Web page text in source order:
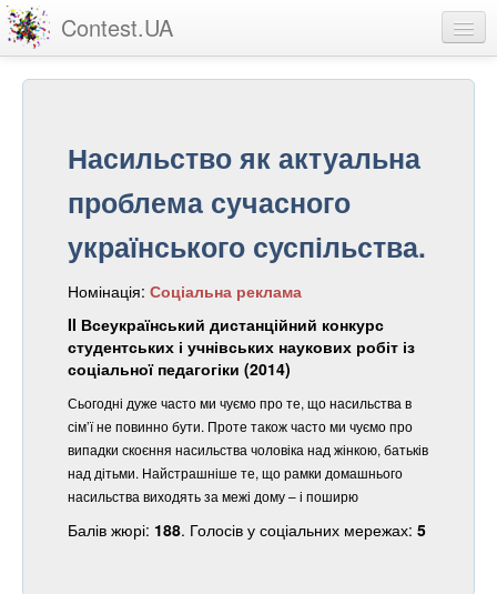
Contest.UA
Статистика
Про проект
реєстрація
Насильство як актуальна
проблема сучасного
українського суспільства.
Номінація: Соціальна реклама
II Всеукраїнський дистанційний конкурс
студентських і учнівських наукових робіт із
соціальної педагогіки (2014)
Сьогодні дуже часто ми чуємо про те, що насильства в
сім’ї не повинно бути. Проте також часто ми чуємо про
випадки скоєння насильства чоловіка над жінкою, батьків
над дітьми. Найстрашніше те, що рамки домашнього
насильства виходять за межі дому – і поширю
Балів жюрі: 188. Голосів у соціальних мережах: 5